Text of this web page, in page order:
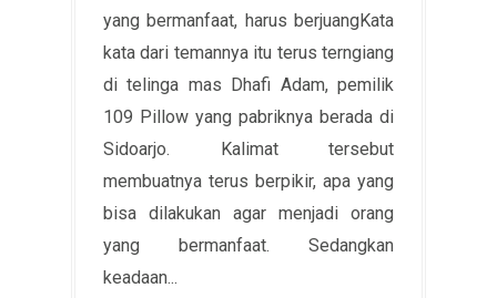
yang bermanfaat, harus berjuangKata
kata dari temannya itu terus terngiang
di telinga mas Dhafi Adam, pemilik
109 Pillow yang pabriknya berada di
Sidoarjo. Kalimat tersebut
membuatnya terus berpikir, apa yang
bisa dilakukan agar menjadi orang
yang bermanfaat. Sedangkan
keadaan...